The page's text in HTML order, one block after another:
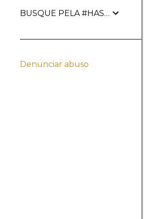
BUSQUE PELA #HASHTAG
Denunciar abuso